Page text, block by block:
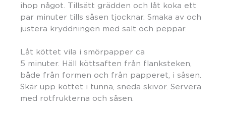
ihop något. Tillsätt grädden och låt koka ett
par minuter tills såsen tjocknar. Smaka av och
justera kryddningen med salt och peppar.
Låt köttet vila i smörpapper ca
5 minuter. Häll köttsaften från flanksteken,
både från formen och från papperet, i såsen.
Skär upp köttet i tunna, sneda skivor. Servera
med rotfrukterna och såsen.